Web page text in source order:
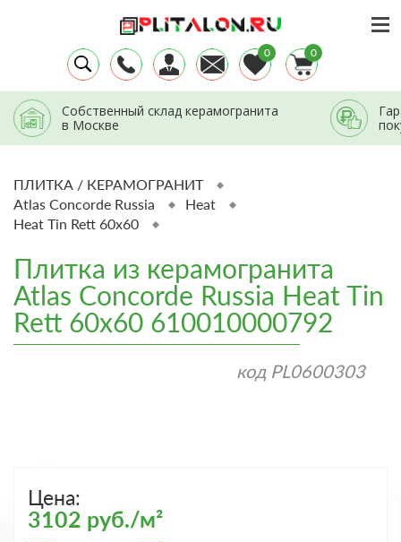
0 0
Собственный склад керамогранита
в Москве
ПЛИТКА / КЕРАМОГРАНИТ
Atlas Concorde Russia
Heat
Heat Tin Rett 60x60
Плитка из керамогранита
Atlas Concorde Russia Heat Tin
Rett 60x60 610010000792
код PL0600303
Цена:
3102 руб./м²